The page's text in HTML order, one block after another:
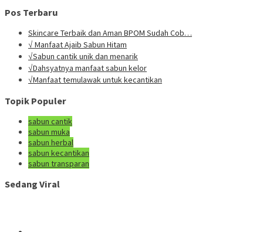
Pos Terbaru
Skincare Terbaik dan Aman BPOM Sudah Cob…
√ Manfaat Ajaib Sabun Hitam
√Sabun cantik unik dan menarik
√Dahsyatnya manfaat sabun kelor
√Manfaat temulawak untuk kecantikan
Topik Populer
sabun cantik
sabun muka
sabun herbal
sabun kecantikan
sabun transparan
Sedang Viral